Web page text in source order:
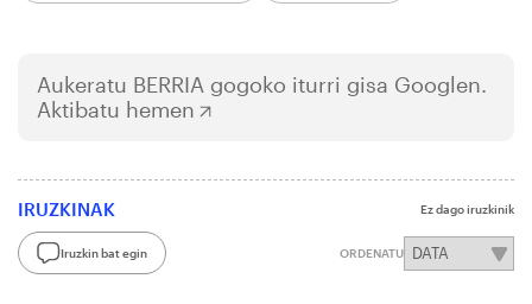
Aukeratu BERRIA gogoko iturri gisa Googlen.
Aktibatu hemen
IRUZKINAK Ez dago iruzkinik
Iruzkin bat egin ORDENATU